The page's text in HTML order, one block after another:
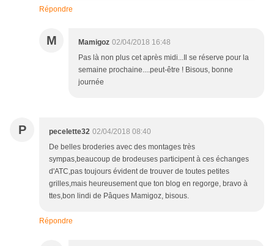
Répondre
M Mamigoz 02/04/2018 16:48
Pas là non plus cet après midi...Il se réserve pour la
semaine prochaine....peut-être ! Bisous, bonne
journée
P pecelette32 02/04/2018 08:40
De belles broderies avec des montages très
sympas,beaucoup de brodeuses participent à ces échanges
d'ATC,pas toujours évident de trouver de toutes petites
grilles,mais heureusement que ton blog en regorge, bravo à
ttes,bon lindi de Pâques Mamigoz, bisous.
Répondre